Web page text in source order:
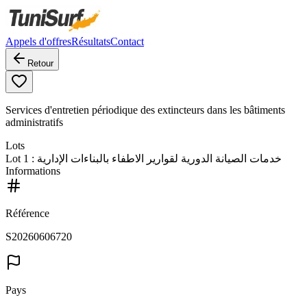
Appels d'offresRésultatsContact
Retour
Services d'entretien périodique des extincteurs dans les bâtiments
administratifs
Lots
Lot 1
: خدمات الصيانة الدورية لقوارير الاطفاء بالبناءات الإدارية
Informations
Référence
S20260606720
Pays